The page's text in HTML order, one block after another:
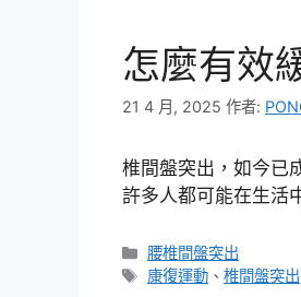
怎麼有效
21 4 月, 2025 作者:
椎間盤突出，如今已
許多人都可能在生活
分
類
腰椎間盤突出
標
康復運動 、椎間盤突出